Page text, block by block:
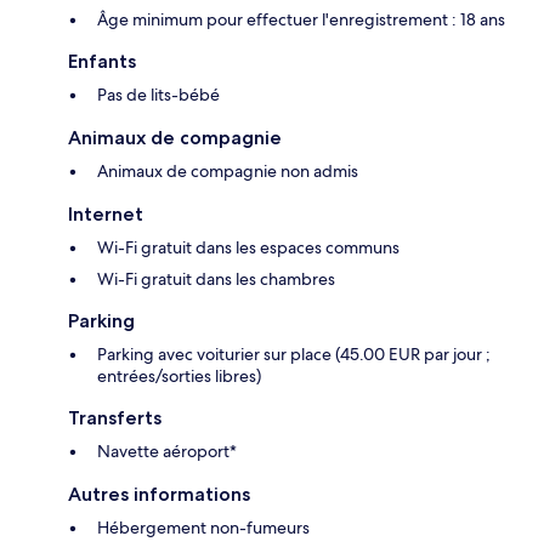
Âge minimum pour effectuer l'enregistrement : 18 ans
Enfants
Pas de lits-bébé
Animaux de compagnie
Animaux de compagnie non admis
Internet
Wi-Fi gratuit dans les espaces communs
Wi-Fi gratuit dans les chambres
Parking
Parking avec voiturier sur place (45.00 EUR par jour ;
entrées/sorties libres)
Transferts
Navette aéroport*
Autres informations
Hébergement non-fumeurs